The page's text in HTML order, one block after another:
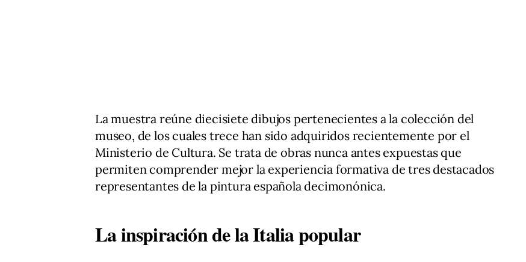
La muestra reúne diecisiete dibujos pertenecientes a la colección del
museo, de los cuales trece han sido adquiridos recientemente por el
Ministerio de Cultura. Se trata de obras nunca antes expuestas que
permiten comprender mejor la experiencia formativa de tres destacados
representantes de la pintura española decimonónica.
La inspiración de la Italia popular